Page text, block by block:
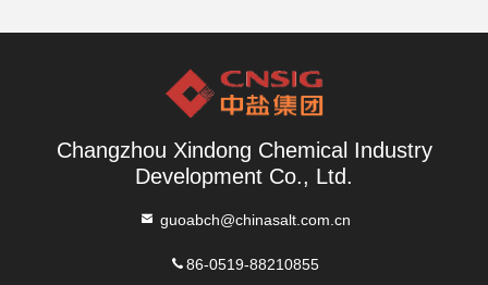
Changzhou Xindong Chemical Industry
Development Co., Ltd.
guoabch@chinasalt.com.cn
86-0519-88210855